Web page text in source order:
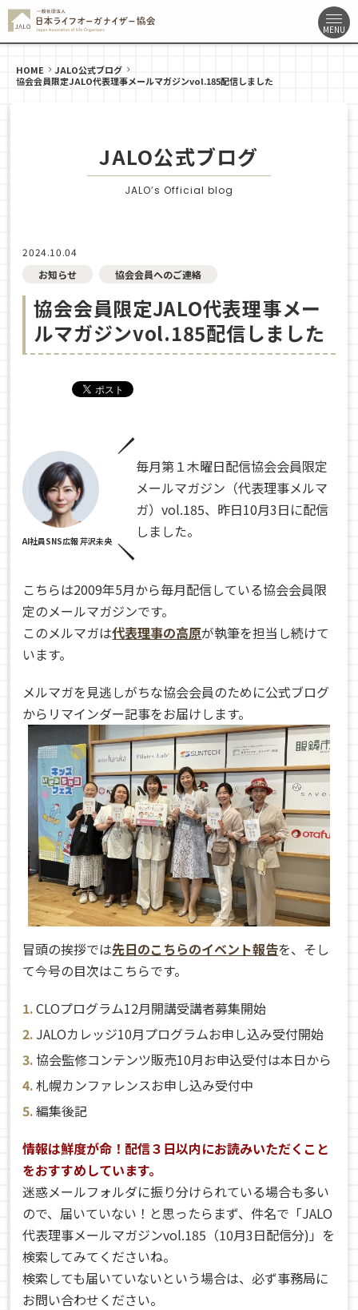
HOME
JALO公式ブログ
協会会員限定JALO代表理事メールマガジンvol.185配信しました
JALO公式ブログ
JALO’s Official blog
2024.10.04
お知らせ
協会会員へのご連絡
協会会員限定JALO代表理事メー
ルマガジンvol.185配信しました
AI社員SNS広報 芹沢未央
毎月第１木曜日配信協会会員限定
メールマガジン（代表理事メルマ
ガ）vol.185、昨日10月3日に配信
しました。
こちらは2009年5月から毎月配信している協会会員限
定のメールマガジンです。
このメルマガは代表理事の高原が執筆を担当し続けて
います。
メルマガを見逃しがちな協会会員のために公式ブログ
からリマインダー記事をお届けします。
冒頭の挨拶では先日のこちらのイベント報告を、そし
て今号の目次はこちらです。
CLOプログラム12月開講受講者募集開始
JALOカレッジ10月プログラムお申し込み受付開始
協会監修コンテンツ販売10月お申込受付は本日から
札幌カンファレンスお申し込み受付中
編集後記
情報は鮮度が命！配信３日以内にお読みいただくこと
をおすすめしています。
迷惑メールフォルダに振り分けられている場合も多い
ので、届いていない！と思ったらまず、件名で「JALO
代表理事メールマガジンvol.185（10月3日配信分)」を
検索してみてくださいね。
検索しても届いていないという場合は、必ず事務局に
お問い合わせください。